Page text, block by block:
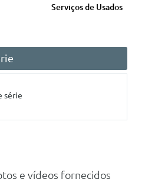
Serviços de Usados
série
e vídeos fornecidos